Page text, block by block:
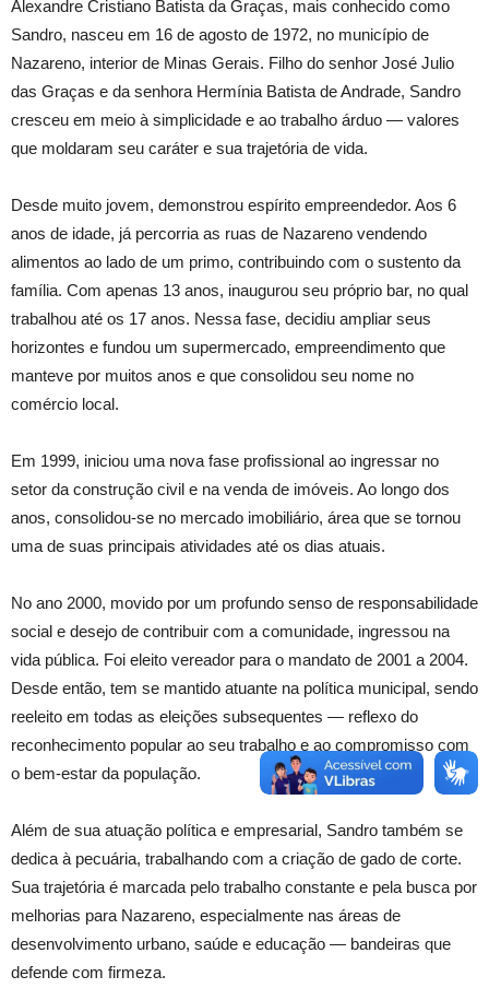
Alexandre Cristiano Batista da Graças, mais conhecido como
Sandro, nasceu em 16 de agosto de 1972, no município de
Nazareno, interior de Minas Gerais. Filho do senhor José Julio
das Graças e da senhora Hermínia Batista de Andrade, Sandro
cresceu em meio à simplicidade e ao trabalho árduo — valores
que moldaram seu caráter e sua trajetória de vida.
Desde muito jovem, demonstrou espírito empreendedor. Aos 6
anos de idade, já percorria as ruas de Nazareno vendendo
alimentos ao lado de um primo, contribuindo com o sustento da
família. Com apenas 13 anos, inaugurou seu próprio bar, no qual
trabalhou até os 17 anos. Nessa fase, decidiu ampliar seus
horizontes e fundou um supermercado, empreendimento que
manteve por muitos anos e que consolidou seu nome no
comércio local.
Em 1999, iniciou uma nova fase profissional ao ingressar no
setor da construção civil e na venda de imóveis. Ao longo dos
anos, consolidou-se no mercado imobiliário, área que se tornou
uma de suas principais atividades até os dias atuais.
No ano 2000, movido por um profundo senso de responsabilidade
social e desejo de contribuir com a comunidade, ingressou na
vida pública. Foi eleito vereador para o mandato de 2001 a 2004.
Desde então, tem se mantido atuante na política municipal, sendo
reeleito em todas as eleições subsequentes — reflexo do
reconhecimento popular ao seu trabalho e ao compromisso com
o bem-estar da população.
Além de sua atuação política e empresarial, Sandro também se
dedica à pecuária, trabalhando com a criação de gado de corte.
Sua trajetória é marcada pelo trabalho constante e pela busca por
melhorias para Nazareno, especialmente nas áreas de
desenvolvimento urbano, saúde e educação — bandeiras que
defende com firmeza.